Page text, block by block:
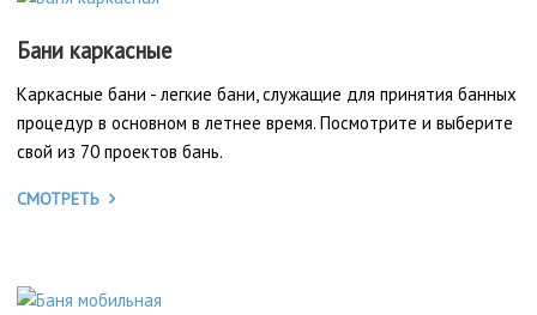
Бани каркасные
Каркасные бани - легкие бани, служащие для принятия банных
процедур в основном в летнее время. Посмотрите и выберите
свой из 70 проектов бань.
СМОТРЕТЬ